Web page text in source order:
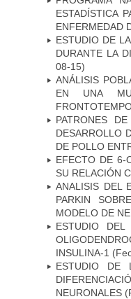
ESTADÍSTICA
ENFERMEDAD
ESTUDIO DE
DURANTE LA
08-15)
ANÁLISIS
EN UNA
PATRONES
DESARROLLO
DE POLLO
EFECTO DE 6-
SU RELACIÓN
ANALISIS DEL
PARKIN
MODELO DE
ESTUDIO
INSULINA-1
ESTUDIO DE
NEURONALES